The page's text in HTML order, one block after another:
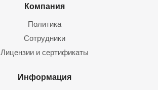
Компания
Политика
Сотрудники
Лицензии и сертификаты
Информация